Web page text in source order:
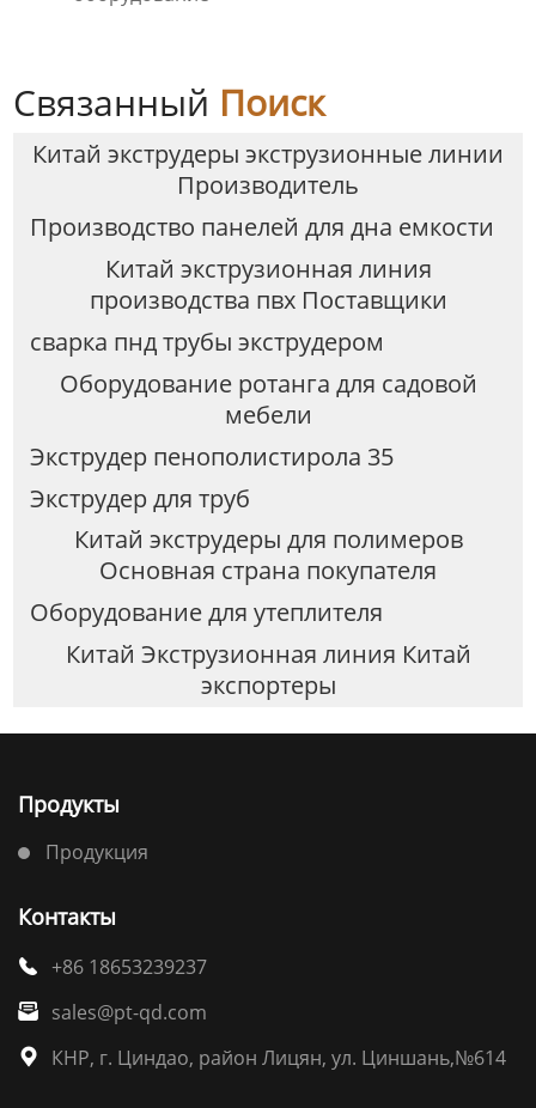
Связанный Поиск
Китай экструдеры экструзионные линии
Производитель
Производство панелей для дна емкости
Китай экструзионная линия
производства пвх Поставщики
сварка пнд трубы экструдером
Оборудование ротанга для садовой
мебели
Экструдер пенополистирола 35
Экструдер для труб
Китай экструдеры для полимеров
Основная страна покупателя
Оборудование для утеплителя
Китай Экструзионная линия Китай
экспортеры
Продукты
Продукция
Контакты
 +86 18653239237
 sales@pt-qd.com
 КНР, г. Циндао, район Лицян, ул. Циншань,№614